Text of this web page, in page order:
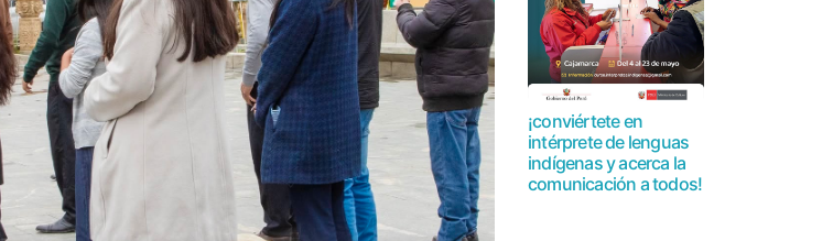
¡conviértete en
intérprete de lenguas
indígenas y acerca la
comunicación a todos!